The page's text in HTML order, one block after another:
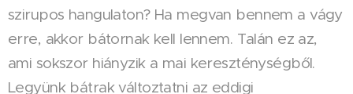
szirupos hangulaton? Ha megvan bennem a vágy
erre, akkor bátornak kell lennem. Talán ez az,
ami sokszor hiányzik a mai kereszténységből.
Legyünk bátrak változtatni az eddigi